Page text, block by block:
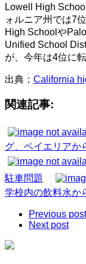
Lowell High
ォルニア州では7
High Schoolや
Unified School
が、今年は4位に転
出典： California
関連記事:
グ、ベイエリアか
駐車問題
学校内の飲料水か
Previous post
Next post